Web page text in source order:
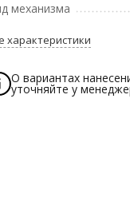
механизма
характеристики
О вариантах
уточняйте у